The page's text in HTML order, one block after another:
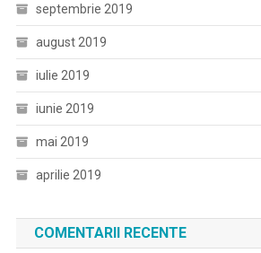
septembrie 2019
august 2019
iulie 2019
iunie 2019
mai 2019
aprilie 2019
COMENTARII RECENTE